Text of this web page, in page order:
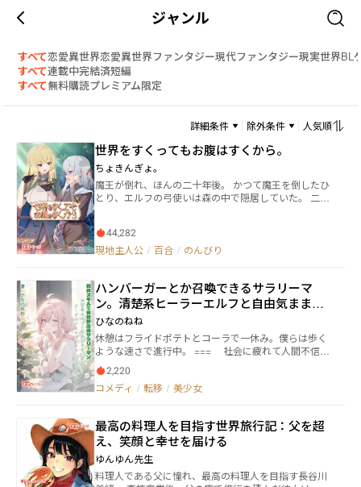
ジャンル
すべて恋愛異世界恋愛異世界ファンタジー現代ファンタジー現実世界BL
すべて連載中完結済短編
すべて無料購読プレミアム限定
詳細条件 除外条件 人気順
世界をすくってもお腹はすくから。
ちょきんぎょ。
魔王が倒れ、ほんの二十年後。 かつて魔王を倒したひ
とり、エルフの弓使いは森の中で隠居していた。 二十
きっかけに、ふたりは世界を巡る旅へ出る。 世界をす
くっても、満たされなかったものを埋めるために。 ◇
なく、イラストレーターは、めとなさいく様にご依頼
しております。
44,282
現地主人公 / 百合 / のんびり
ハンバーガーとか召喚できるサラリーマ
ン。清楚系ヒーラーエルフと自由気ままに
旅をする。
ひなのねね
休憩はフライドポテトとコーラで一休み。僕らは歩く
ような速さで進行中。 === 社会に疲れて人間不信気
味なムラカミは、40代の広告代理店の平社員である。
残業に疲れて立ち寄ったのは、赤と黄色がテーマカ
ラーのハンバーガー屋さん。 「異世界ハッピーセッ
ったことで、彼の人生は大きく一変する。 「バーガー
片手に旅をするのも悪くないか」 ムラカミは大好き
なハンバーガーとコーラを片手に平和な異世界でのん
びり旅をする。 ついでに軽食の女神から授かったチ
ートのテストプレイヤーとして、豪華景品も手に入れ
2,220
コメディ / 転移 / 美少女
最高の料理人を目指す世界旅行記：父を超
え、笑顔と幸せを届ける
ゆんゆん先生
料理人である父に憧れ、最高の料理人を目指す長谷川